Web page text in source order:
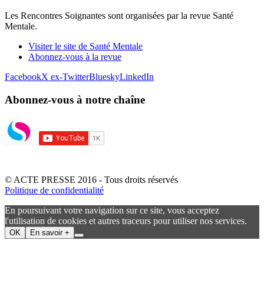
Les Rencontres Soignantes sont organisées par la revue Santé
Mentale.
Visiter le site de Santé Mentale
Abonnez-vous à la revue
FacebookX ex-TwitterBlueskyLinkedIn
Abonnez-vous à notre chaîne
© ACTE PRESSE 2016 - Tous droits réservés
Politique de confidentialité
En poursuivant votre navigation sur ce site, vous acceptez
l'utilisation de cookies et autres traceurs pour utiliser nos services.
OK En savoir +